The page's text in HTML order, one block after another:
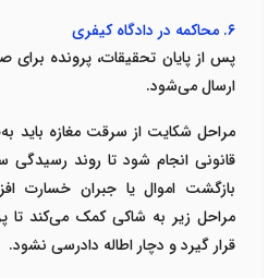
۶. محاکمه در دادگاه کیفری
پس از پایان تحقیقات، پرونده برای
ارسال می‌شود.
مراحل شکایت از سرقت مغازه باید
قانونی انجام شود تا روند رسیدگی
بازگشت اموال یا جبران خسارت
مراحل زیر به شاکی کمک می‌کند
قرار گیرد و دچار اطاله دادرسی نشود.